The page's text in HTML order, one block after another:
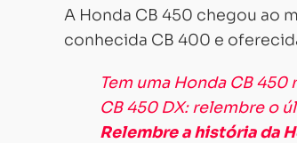
A Honda CB 450 chegou ao
conhecida CB 400 e
Tem uma Honda CB
CB 450 DX: relembre o
Relembre a história da